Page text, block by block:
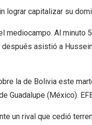
lograr capitalizar su
mediocampo. Al minuto
asistió a
un rival que cedió